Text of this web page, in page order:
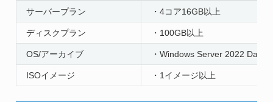
サーバープラン ・4コア16GB以上
ディスクプラン ・100GB以上
OS/アーカイブ ・Windows Server 2022
ISOイメージ ・1イメージ以上